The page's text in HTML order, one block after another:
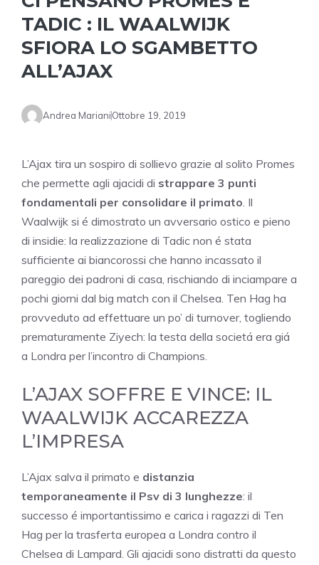
TADIC : IL WAALWIJK
SFIORA LO SGAMBETTO
ALL’AJAX
Andrea MarianiOttobre 19, 2019
L’Ajax tira un sospiro di sollievo grazie al solito Promes
che permette agli ajacidi di strappare 3 punti
fondamentali per consolidare il primato. Il
Waalwijk si é dimostrato un avversario ostico e pieno
di insidie: la realizzazione di Tadic non é stata
sufficiente ai biancorossi che hanno incassato il
pareggio dei padroni di casa, rischiando di inciampare a
pochi giorni dal big match con il Chelsea. Ten Hag ha
provveduto ad effettuare un po’ di turnover, togliendo
prematuramente Ziyech: la testa della societá era giá
a Londra per l’incontro di Champions.
L’AJAX SOFFRE E VINCE: IL
WAALWIJK ACCAREZZA
L’IMPRESA
L’Ajax salva il primato e distanzia
temporaneamente il Psv di 3 lunghezze: il
successo é importantissimo e carica i ragazzi di Ten
Hag per la trasferta europea a Londra contro il
Chelsea di Lampard. Gli ajacidi sono distratti da questo